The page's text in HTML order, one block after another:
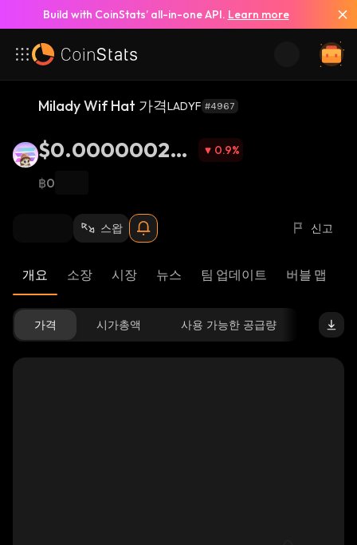
Build with CoinStats’ all-in-one API. Learn more
Milady Wif Hat 가격LADYF #4967
$0.000000294
2
0.9%
฿0
스왑 신고
개요 소장 시장 뉴스 팀 업데이트 버블 맵
가격 시가총액 사용 가능한 공급량